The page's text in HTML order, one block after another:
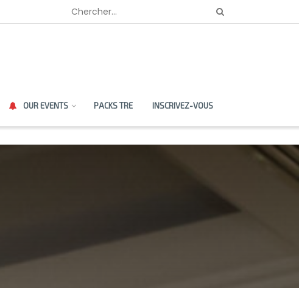
OUR EVENTS PACKS TRE INSCRIVEZ-VOUS